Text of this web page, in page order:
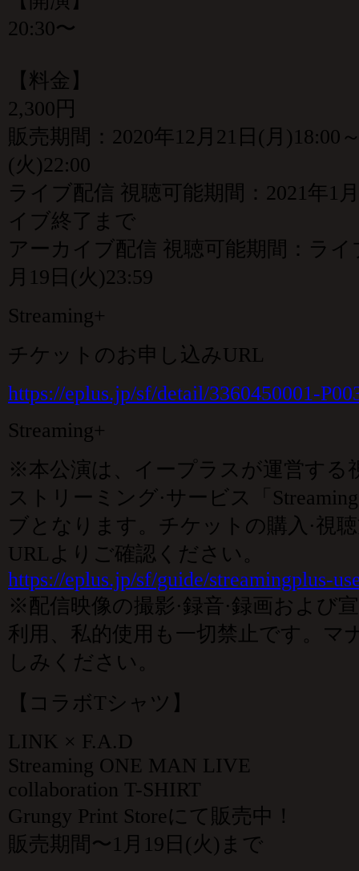
20:30〜
【料金】
2,300円
販売期間：2020年12月21日(月)18:00
(火)22:00
ライブ配信 視聴可能期間：2021年1
イブ終了まで
アーカイブ配信 視聴可能期間：ライ
月19日(火)23:59
Streaming+
チケットのお申し込みURL
https://eplus.jp/sf/detail/3360450001-
Streaming+
※本公演は、イープラスが運営する
ストリーミング·サービス「
ブとなります。チケットの購入·視
URLよりご確認ください。
https://eplus.jp/sf/guide/streamingplus-
※配信映像の撮影·録音·録画および
利用、私的使用も一切禁止です。マ
しみください。
【コラボTシャツ】
LINK × F.A.D
Streaming ONE MAN LIVE
collaboration T-SHIRT
Grungy Print Storeにて販売中！
販売期間〜1月19日(火)まで